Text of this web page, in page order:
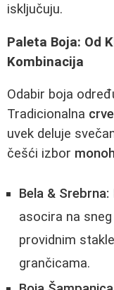
isključuju.
Paleta Boja: Od
Kombinacija
Odabir boja
Tradicionalna
uvek deluje
češći izbor
Bela & Srebrna:
asocira na
providnim
grančicama.